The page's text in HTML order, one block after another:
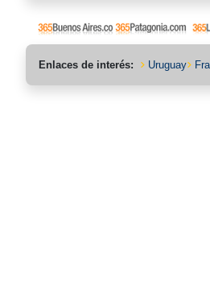
Enlaces de interés: Uruguay